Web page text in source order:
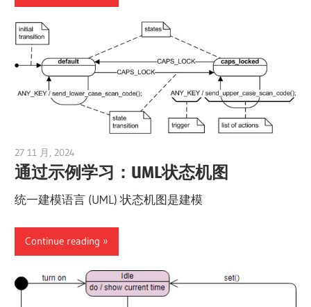
27 11 月, 2024
通过示例学习：UML状态机图
统一建模语言 (UML) 状态机图是建模
Continue reading